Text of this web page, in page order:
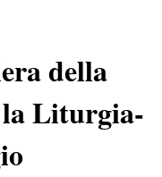
della
Liturgia-